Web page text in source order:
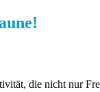
die nicht nur